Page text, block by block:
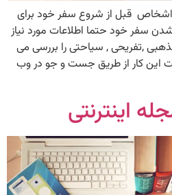
قبل از شروع سفر خود برای
شدن سفر خود حتما اطلاعات مورد نیاز
,تفریحی , سیاحتی را بررسی می
این کار از طریق جست و جو در وب
اینترنتی